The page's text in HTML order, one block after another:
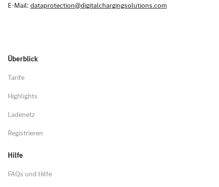
E-Mail: dataprotection@digitalchargingsolutions.com
Überblick
Tarife
Highlights
Ladenetz
Registrieren
Hilfe
FAQs und Hilfe